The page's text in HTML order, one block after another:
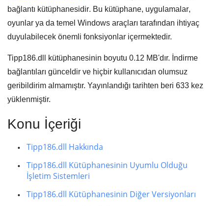
bağlantı kütüphanesidir. Bu kütüphane, uygulamalar,
oyunlar ya da temel Windows araçları tarafından ihtiyaç
duyulabilecek önemli fonksiyonlar içermektedir.
Tipp186.dll kütüphanesinin boyutu 0.12 MB'dır. İndirme
bağlantıları günceldir ve hiçbir kullanıcıdan olumsuz
geribildirim almamıştır. Yayınlandığı tarihten beri 633 kez
yüklenmiştir.
Konu İçeriği
Tipp186.dll Hakkında
Tipp186.dll Kütüphanesinin Uyumlu Olduğu
İşletim Sistemleri
Tipp186.dll Kütüphanesinin Diğer Versiyonları